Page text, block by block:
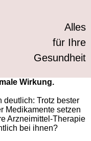
Alles
für Ihre
Gesundheit
Wirkung.
Trotz bester
Medikamente setzen
Arzneimittel-Therapie
bei ihnen?